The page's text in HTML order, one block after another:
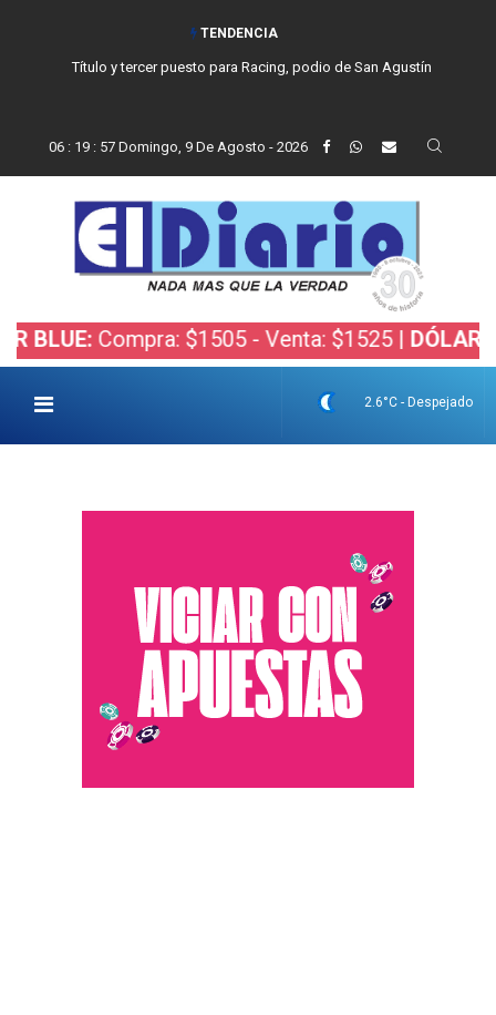
TENDENCIA
Título y tercer puesto para Racing, podio de San Agustín
06 : 19 : 58 Domingo, 9 De Agosto - 2026
Compra: $1505 - Venta: $1525 |DÓLAR BOLSA:
2.6°C - Despejado